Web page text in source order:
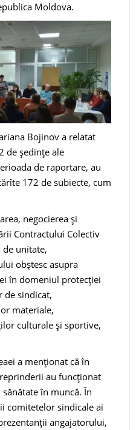
Moldova.
Bojinov a relatat
de ședințe ale
de raportare, au
172 de subiecte, cum
negocierea și
Contractului Colectiv
unitate,
obștesc asupra
în domeniul protecției
de sindicat,
materiale,
culturale și sportive,
a menționat că în
au funcționat
în muncă. În
comitetelor sindicale ai
angajatorului,